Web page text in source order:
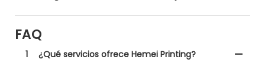
FAQ
1
¿Qué servicios ofrece Hemei Printing?